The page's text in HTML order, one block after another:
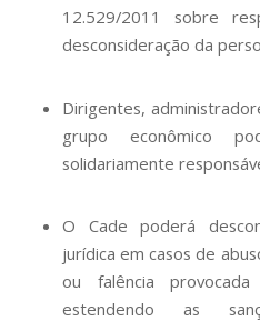
12.529/2011 sobre
desconsideração da
Dirigentes,
grupo econômico
solidariamente
O Cade poderá
jurídica em casos de
ou falência
estendendo as